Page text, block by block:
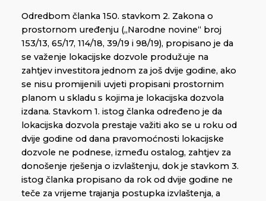
Odredbom članka 150. stavkom 2. Zakona o
prostornom uređenju („Narodne novine“ broj
153/13, 65/17, 114/18, 39/19 i 98/19), propisano je da
se važenje lokacijske dozvole produžuje na
zahtjev investitora jednom za još dvije godine, ako
se nisu promijenili uvjeti propisani prostornim
planom u skladu s kojima je lokacijska dozvola
izdana. Stavkom 1. istog članka određeno je da
lokacijska dozvola prestaje važiti ako se u roku od
dvije godine od dana pravomoćnosti lokacijske
dozvole ne podnese, između ostalog, zahtjev za
donošenje rješenja o izvlaštenju, dok je stavkom 3.
istog članka propisano da rok od dvije godine ne
teče za vrijeme trajanja postupka izvlaštenja, a